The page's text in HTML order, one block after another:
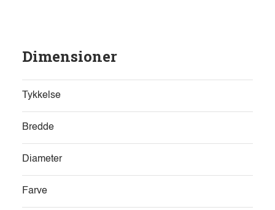
Dimensioner
Tykkelse
Bredde
Diameter
Farve